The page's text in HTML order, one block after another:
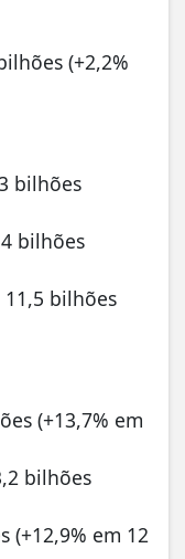
(+2,2%
bilhões
bilhões
11,5 bilhões
(+13,7% em
bilhões
(+12,9% em 12